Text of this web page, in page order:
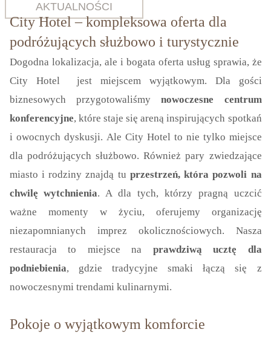
AKTUALNOŚCI
City Hotel – kompleksowa oferta dla
podróżujących służbowo i turystycznie
Dogodna lokalizacja, ale i bogata oferta usług sprawia, że
City Hotel jest miejscem wyjątkowym. Dla gości
biznesowych przygotowaliśmynowoczesne centrum
konferencyjne, które staje się areną inspirujących spotkań
i owocnych dyskusji. Ale City Hotel to nie tylko miejsce
dla podróżujących służbowo. Również pary zwiedzające
miasto i rodziny znajdą tu przestrzeń, która pozwoli na
chwilę wytchnienia. A dla tych, którzy pragną uczcić
ważne momenty w życiu, oferujemy organizację
niezapomnianych imprez okolicznościowych. Nasza
restauracja to miejsce na prawdziwą ucztę dla
podniebienia, gdzie tradycyjne smaki łączą się z
nowoczesnymi trendami kulinarnymi.
Pokoje o wyjątkowym komforcie